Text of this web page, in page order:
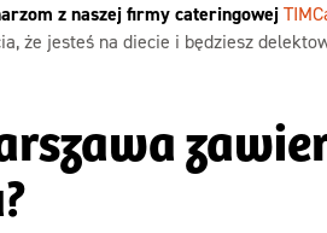
z naszej firmy cateringowej
że jesteś na diecie i będziesz